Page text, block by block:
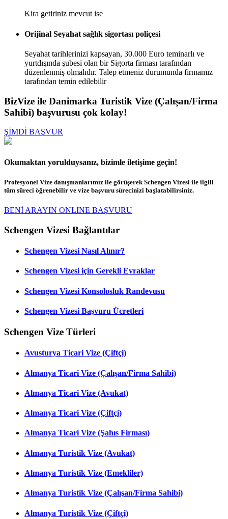
Kira getiriniz mevcut ise
Orijinal Seyahat sağlık sigortası poliçesi
Seyahat tarihlerinizi kapsayan, 30.000 Euro teminarlı ve
yurtdışında şubesi olan bir Sigorta firması tarafından
düzenlenmiş olmalıdır. Talep etmeniz durumunda firmamız
tarafından temin edilebilir
BizVize ile Danimarka Turistik Vize (Çalışan/Firma
Sahibi) başvurusu çok kolay!
ŞİMDİ BAŞVUR
Okumaktan yorulduysanız, bizimle iletişime geçin!
Profesyonel Vize danışmanlarımız ile görüşerek Schengen Vizesi ile ilgili
tüm süreci öğrenebilir ve vize başvuru sürecinizi başlatabilirsiniz.
BENİ ARAYIN ONLINE BAŞVURU
Schengen Vizesi Bağlantılar
Schengen Vizesi Nasıl Alınır?
Schengen Vizesi için Gerekli Evraklar
Schengen Vizesi Konsolosluk Randevusu
Schengen Vizesi Başvuru Ücretleri
Schengen Vize Türleri
Avusturya Ticari Vize (Çiftçi)
Almanya Ticari Vize (Çalışan/Firma Sahibi)
Almanya Ticari Vize (Avukat)
Almanya Ticari Vize (Çiftçi)
Almanya Ticari Vize (Şahıs Firması)
Almanya Turistik Vize (Avukat)
Almanya Turistik Vize (Emekliler)
Almanya Turistik Vize (Çalışan/Firma Sahibi)
Almanya Turistik Vize (Çiftçi)